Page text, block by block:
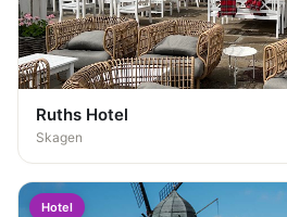
Ruths Hotel
Skagen
Hotel